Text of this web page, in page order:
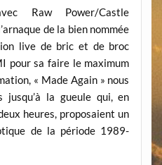
Raw Power/Castle
de la bien nommée
live de bric et de broc
pour sa faire le maximum
« Made Again » nous
la gueule qui, en
heures, proposaient un
de la période 1989-